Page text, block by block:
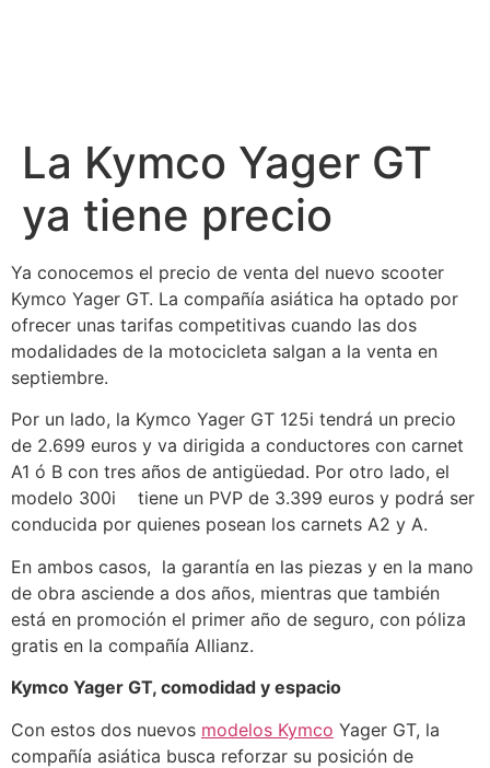
La Kymco Yager GT
ya tiene precio
Ya conocemos el precio de venta del nuevo scooter
Kymco Yager GT. La compañía asiática ha optado por
ofrecer unas tarifas competitivas cuando las dos
modalidades de la motocicleta salgan a la venta en
septiembre.
Por un lado, la Kymco Yager GT 125i tendrá un precio
de 2.699 euros y va dirigida a conductores con carnet
A1 ó B con tres años de antigüedad. Por otro lado, el
modelo 300i tiene un PVP de 3.399 euros y podrá ser
conducida por quienes posean los carnets A2 y A.
En ambos casos, la garantía en las piezas y en la mano
de obra asciende a dos años, mientras que también
está en promoción el primer año de seguro, con póliza
gratis en la compañía Allianz.
Kymco Yager GT, comodidad y espacio
Con estos dos nuevos modelos Kymco Yager GT, la
compañía asiática busca reforzar su posición de